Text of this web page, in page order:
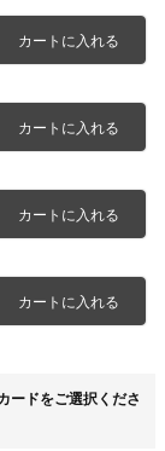
カートに入れる
カートに入れる
カートに入れる
カートに入れる
ードをご選択くださ